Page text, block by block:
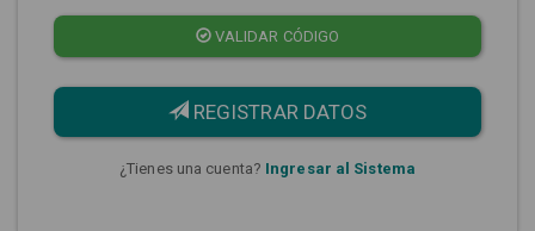
VALIDAR CÓDIGO
REGISTRAR DATOS
¿Tienes una cuenta? Ingresar al Sistema